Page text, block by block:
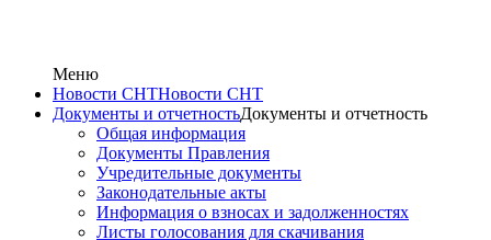
Меню
Новости СНТНовости СНТ
Документы и отчетностьДокументы и отчетность
Общая информация
Документы Правления
Учредительные документы
Законодательные акты
Информация о взносах и задолженностях
Листы голосования для скачивания